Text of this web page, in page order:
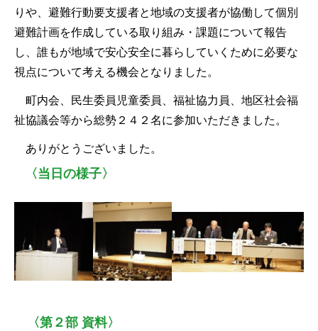
りや、避難行動要支援者と地域の支援者が協働して個別
避難計画を作成している取り組み・課題について報告
し、誰もが地域で安心安全に暮らしていくために必要な
視点について考える機会となりました。
町内会、民生委員児童委員、福祉協力員、地区社会福
祉協議会等から総勢２４２名に参加いただきました。
ありがとうございました。
〈当日の様子〉
〈第２部 資料〉